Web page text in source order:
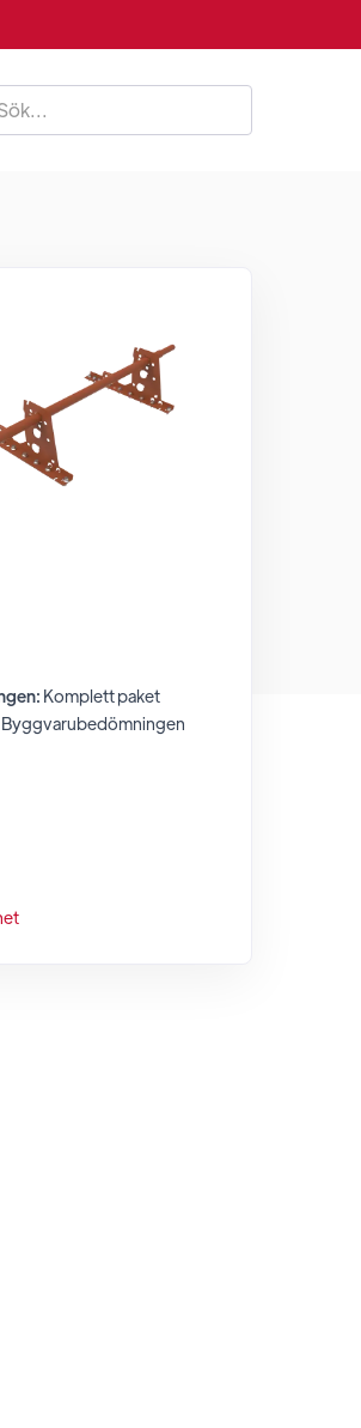
Komplett paket
Byggvarubedömningen